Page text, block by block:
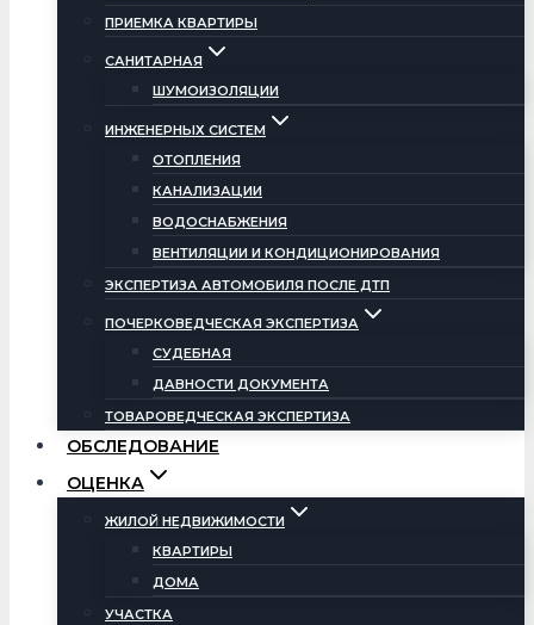
ПРИЕМКА КВАРТИРЫ
САНИТАРНАЯ
ШУМОИЗОЛЯЦИИ
ИНЖЕНЕРНЫХ СИСТЕМ
ОТОПЛЕНИЯ
КАНАЛИЗАЦИИ
ВОДОСНАБЖЕНИЯ
ВЕНТИЛЯЦИИ И КОНДИЦИОНИРОВАНИЯ
ЭКСПЕРТИЗА АВТОМОБИЛЯ ПОСЛЕ ДТП
ПОЧЕРКОВЕДЧЕСКАЯ ЭКСПЕРТИЗА
СУДЕБНАЯ
ДАВНОСТИ ДОКУМЕНТА
ТОВАРОВЕДЧЕСКАЯ ЭКСПЕРТИЗА
ОБСЛЕДОВАНИЕ
ОЦЕНКА
ЖИЛОЙ НЕДВИЖИМОСТИ
КВАРТИРЫ
ДОМА
УЧАСТКА